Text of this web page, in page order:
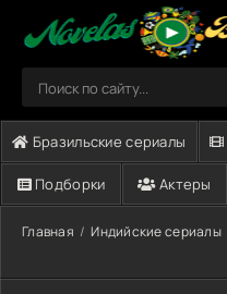
Бразильские сериалы
Подборки Актеры
Главная Индийские сериалы